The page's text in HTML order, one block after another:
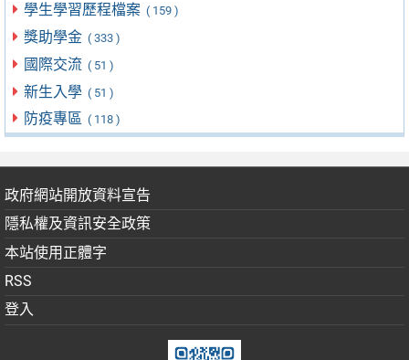
學生學習歷程檔案 ( 159 )
獎助學金 ( 333 )
國際交流 ( 51 )
新生入學 ( 51 )
防疫專區 ( 118 )
政府網站開放資料宣告
隱私權及資訊安全政策
本站使用正體字
RSS
登入